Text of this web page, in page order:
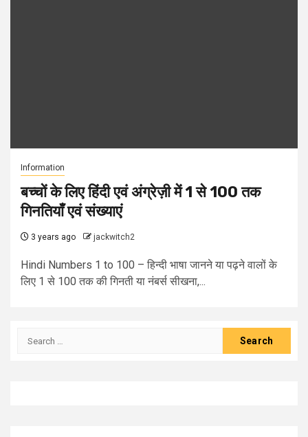
Information
बच्चों के लिए हिंदी एवं अंग्रेज़ी में 1 से 100 तक
गिनतियाँ एवं संख्याएं
3 years ago jackwitch2
Hindi Numbers 1 to 100 – हिन्दी भाषा जानने या पढ़ने वालों के
लिए 1 से 100 तक की गिनती या नंबर्स सीखना,...
Search